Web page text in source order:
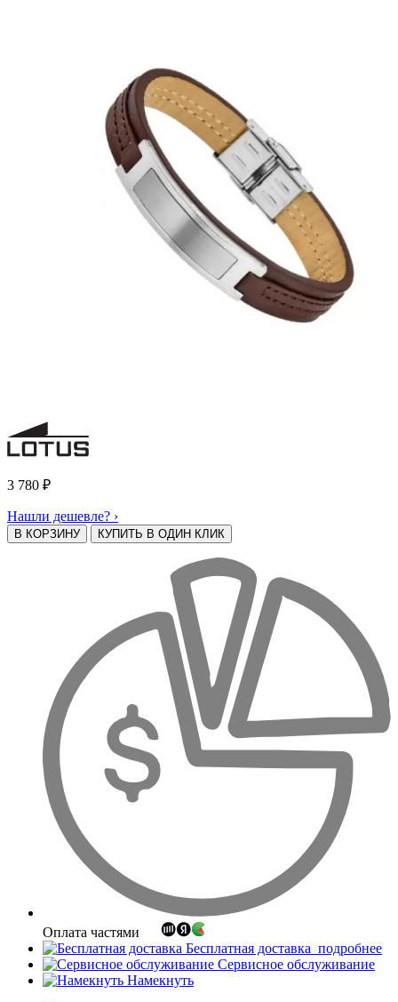
3 780 ₽
Нашли дешевле? ›
В КОРЗИНУ КУПИТЬ В ОДИН КЛИК
Оплата частями
Бесплатная доставка подробнее
Сервисное обслуживание
Намекнуть